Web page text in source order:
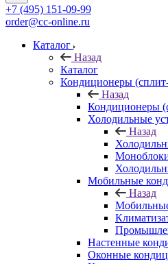
+7 (495) 151-09-99
order@cc-online.ru
Каталог
Назад
Каталог
Кондиционеры
Назад
Кондиционеры
Холодильные
Назад
Мобильные
Назад
Настенные
Оконные